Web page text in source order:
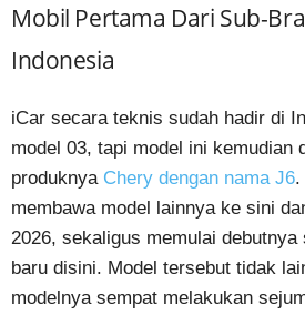
Mobil Pertama Dari Sub-
Indonesia
iCar secara teknis sudah hadir di
model 03, tapi model ini kemudian
produknya Chery dengan nama J6.
membawa model lainnya ke sini
2026, sekaligus memulai debutnya
baru disini. Model tersebut tidak
modelnya sempat melakukan